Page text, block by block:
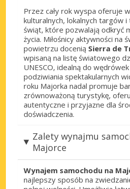
Przez cały rok wyspa oferuje
kulturalnych, lokalnych targów
świąt, które pozwalają odkryć
życia. Miłośnicy aktywności na
powietrzu docenią Sierra de
wpisaną na listę światowego
UNESCO, idealną do
podziwiania spektakularnych
roku Majorka nadal promuje
zrównoważoną turystykę,
autentyczne i przyjazne dla
doświadczenia.
Zalety wynajmu
Majorce
Wynajem samochodu na
najlepszy sposób na